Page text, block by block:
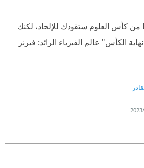
من كأس العلوم ستقودك للإلحاد، لكنك
الكأس" ‫ عالم الفيزياء الرائد: فيرنر